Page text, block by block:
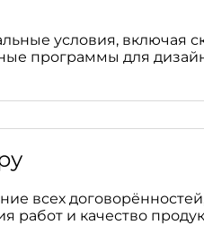
условия, включая
программы для
всех
работ и качество